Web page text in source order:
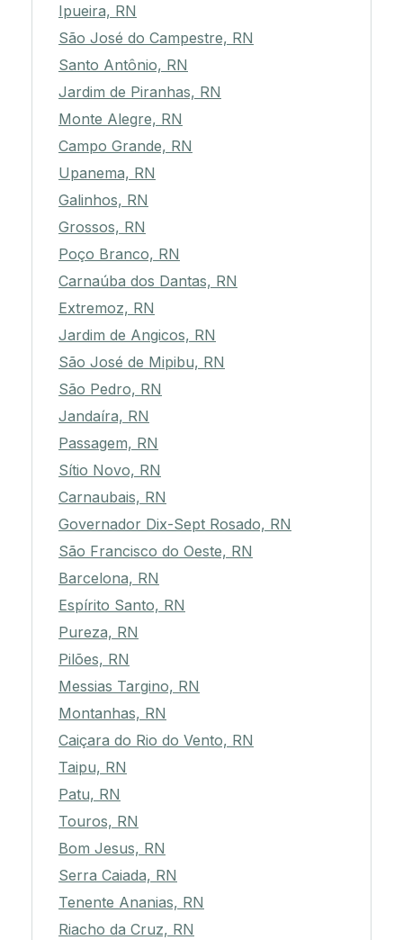
Ipueira, RN
São José do Campestre, RN
Santo Antônio, RN
Jardim de Piranhas, RN
Monte Alegre, RN
Campo Grande, RN
Upanema, RN
Galinhos, RN
Grossos, RN
Poço Branco, RN
Carnaúba dos Dantas, RN
Extremoz, RN
Jardim de Angicos, RN
São José de Mipibu, RN
São Pedro, RN
Jandaíra, RN
Passagem, RN
Sítio Novo, RN
Carnaubais, RN
Governador Dix-Sept Rosado, RN
São Francisco do Oeste, RN
Barcelona, RN
Espírito Santo, RN
Pureza, RN
Pilões, RN
Messias Targino, RN
Montanhas, RN
Caiçara do Rio do Vento, RN
Taipu, RN
Patu, RN
Touros, RN
Bom Jesus, RN
Serra Caiada, RN
Tenente Ananias, RN
Riacho da Cruz, RN